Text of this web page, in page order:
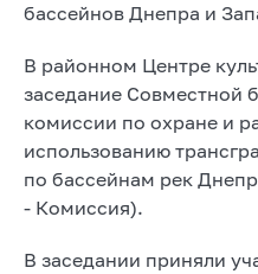
бассейнов Днепра и
В районном Центре
заседание Совместной
комиссии по охране и
использованию
по бассейнам рек
- Комиссия).
В заседании приняли